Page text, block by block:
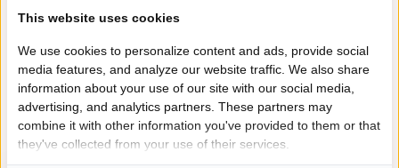
Ontvang de nieuwste aanbiedingen en promoties. We zullen
je niet spammen, beloofd.
This website uses cookies
We use cookies to personalize content and ads, provide social
media features, and analyze our website traffic. We also share
information about your use of our site with our social media,
advertising, and analytics partners. These partners may
combine it with other information you've provided to them or that
they've collected from your use of their services.